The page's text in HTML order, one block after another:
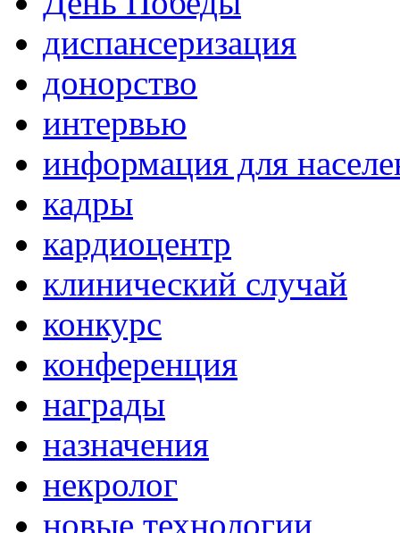
диспансеризация
донорство
интервью
информация для
кадры
кардиоцентр
клинический случай
конкурс
конференция
награды
назначения
некролог
новые технологии